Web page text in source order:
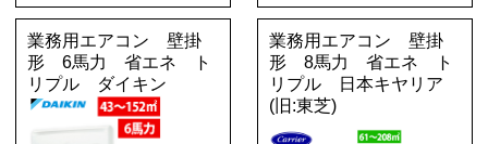
業務用エアコン 壁掛
形 6馬力 省エネ ト
リプル ダイキン
業務用エアコン 壁掛
形 8馬力 省エネ ト
リプル 日本キヤリア
(旧:東芝)